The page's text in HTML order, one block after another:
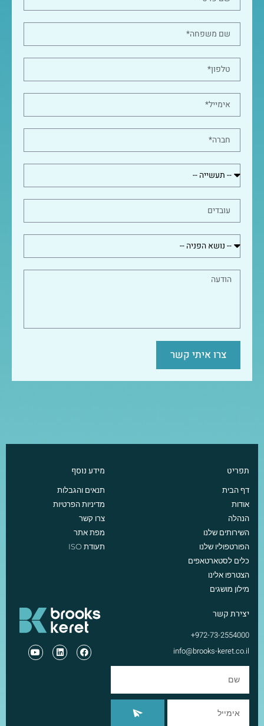
צרו איתי קשר
תפריט
דף הבית
אודות
הנהלה
השירותים שלנו
הפורטפוליו שלנו
כלים לסטארטאפים
הצטרפו אלינו
מילון מושגים
מידע נוסף
תנאים והגבלות
מדיניות הפרטיות
צרו קשר
מפת אתר
תעודת ISO
יצירת קשר
972-73-2554000+
info@brooks-keret.co.il